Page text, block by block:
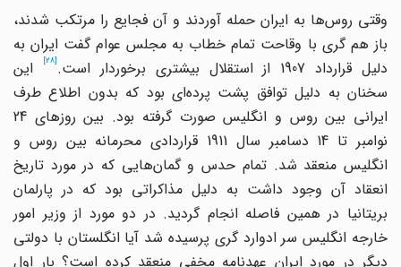
وقتی روس‌ها به ایران حمله آوردند و آن فجایع را مرتکب شدند،
باز هم گری با وقاحت تمام خطاب به مجلس عوام گفت ایران به
دلیل قرارداد 1907 از استقلال بیشتری برخوردار است.
این
سخنان به دلیل توافق پشت پرده‌ای بود که بدون اطلاع طرف
ایرانی بین روس و انگلیس صورت گرفته بود. بین روزهای 24
نوامبر تا 14 دسامبر سال 1911 قراردادی محرمانه بین روس و
انگلیس منعقد شد. تمام حدس و گمان‌هایی که در مورد تاریخ
انعقاد آن وجود داشت به دلیل مذاکراتی بود که در پارلمان
بریتانیا در همین فاصله انجام گردید. در دو مورد از وزیر امور
خارجه انگلیس سر ادوارد گری پرسیده شد آیا انگلستان با دولتی
دیگر در مورد ایران عهدنامه مخفی منعقد کرده است؟ بار اول